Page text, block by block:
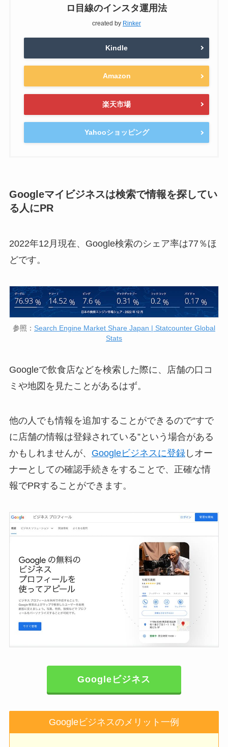
ロ目線のインスタ運用法
created by Rinker
Kindle
Amazon
楽天市場
Yahooショッピング
Googleマイビジネスは検索で情報を探してい
る人にPR
2022年12月現在、Google検索のシェア率は77％ほ
どです。
参照： Search Engine Market Share Japan | Statcounter Global
Stats
Googleで飲食店などを検索した際に、店舗の口コ
ミや地図を見たことがあるはず。
他の人でも情報を追加することができるので“すで
に店舗の情報は登録されている”という場合がある
かもしれませんが、 Googleビジネスに登録しオー
ナーとしての確認手続きをすることで、正確な情
報でPRすることができます。
Googleビジネス
Googleビジネスのメリット一例